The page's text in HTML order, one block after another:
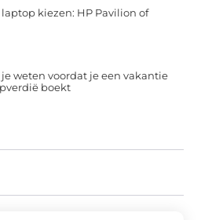
kiezen: HP Pavilion of
weten voordat je een vakantie
boekt